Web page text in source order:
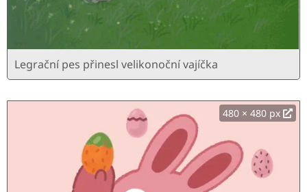
Legrační pes přinesl velikonoční vajíčka
480 × 480 px